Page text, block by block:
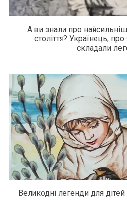
А ви знали про
століття? Українець,
складали
Великодні легенди для